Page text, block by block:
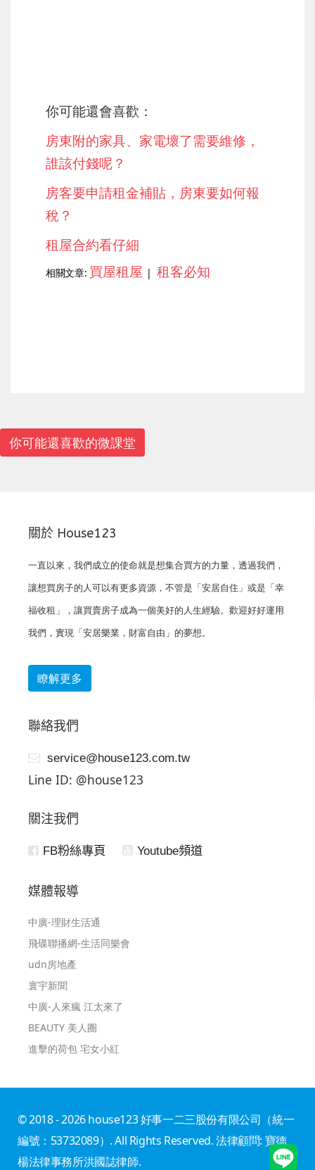
你可能還會喜歡：
房東附的家具、家電壞了需要維修，
誰該付錢呢？
房客要申請租金補貼，房東要如何報
稅？
租屋合約看仔細
相關文章: 買屋租屋 | 租客必知
你可能還喜歡的微課堂
關於 House123
一直以來，我們成立的使命就是想集合買方的力量，透過我們，
讓想買房子的人可以有更多資源，不管是「安居自住」或是「幸
福收租」，讓買賣房子成為一個美好的人生經驗。歡迎好好運用
我們，實現「安居樂業，財富自由」的夢想。
瞭解更多
聯絡我們
service@house123.com.tw
Line ID: @house123
關注我們
FB粉絲專頁 Youtube頻道
媒體報導
中廣-理財生活通
飛碟聯播網-生活同樂會
udn房地產
寰宇新聞
中廣-人來瘋 江太來了
BEAUTY 美人圈
進擊的荷包 宅女小紅
© 2018 - 2026 house123 好事一二三股份有限公司（統一
編號：53732089）. All Rights Reserved. 法律顧問: 寶德
楊法律事務所洪國誌律師.